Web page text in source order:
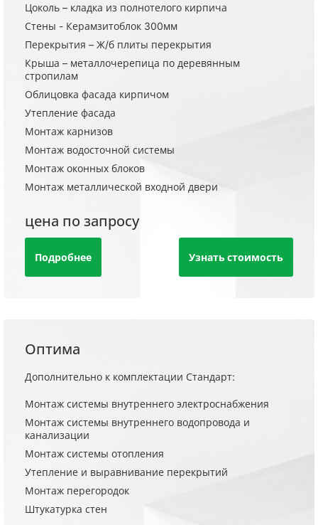
Цоколь – кладка из полнотелого кирпича
Стены - Керамзитоблок 300мм
Перекрытия – Ж/б плиты перекрытия
Крыша – металлочерепица по деревянным
стропилам
Облицовка фасада кирпичом
Утепление фасада
Монтаж карнизов
Монтаж водосточной системы
Монтаж оконных блоков
Монтаж металлической входной двери
цена по запросу
Подробнее Узнать стоимость
Оптима
Дополнительно к комплектации Стандарт:
Монтаж системы внутреннего электроснабжения
Монтаж системы внутреннего водопровода и
канализации
Монтаж системы отопления
Утепление и выравнивание перекрытий
Монтаж перегородок
Штукатурка стен